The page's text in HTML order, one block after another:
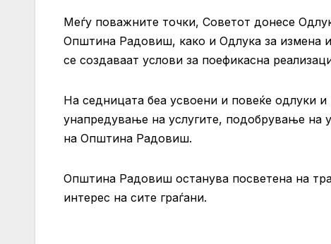
Меѓу поважните точки, Советот донесе
Општина Радовиш, како и Одлука за
се создаваат услови за поефикасна
На седницата беа усвоени и повеќе одлуки
унапредување на услугите, подобрување на
на Општина Радовиш.
Општина Радовиш останува посветена на
интерес на сите граѓани.